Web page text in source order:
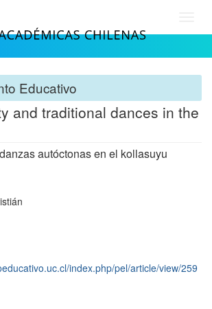
Educativo
and traditional dances in the
autóctonas en el kollasuyu
index.php/pel/article/view/259